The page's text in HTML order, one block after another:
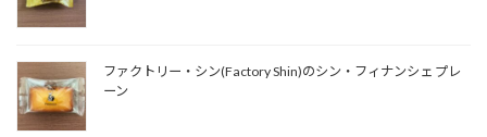
ファクトリー・シン(Factory Shin)のシン・フィナンシェ プレ
ーン